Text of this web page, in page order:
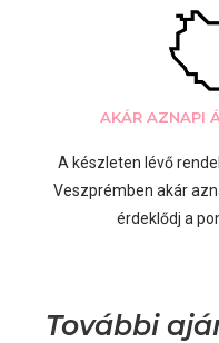
AKÁR AZNAPI
A készleten lévő
Veszprémben akár
érdeklődj a
További